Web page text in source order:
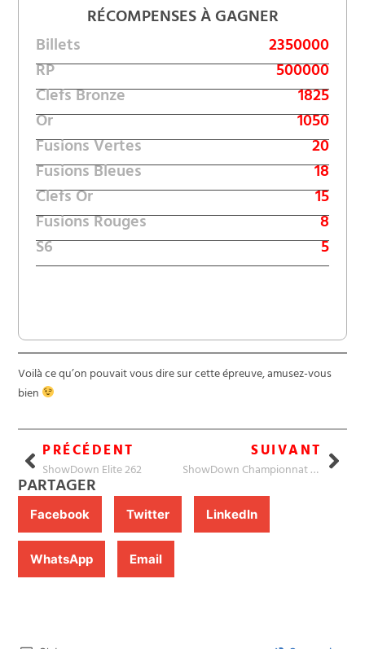
RÉCOMPENSES À GAGNER
Billets
2350000
RP
500000
Clefs Bronze
1825
Or
1050
Fusions Vertes
20
Fusions Bleues
18
Clefs Or
15
Fusions Rouges
8
S6
5
Voilà ce qu’on pouvait vous dire sur cette épreuve, amusez-vous
bien
PRÉCÉDENT
ShowDown Elite 262
SUIVANT
ShowDown Championnat 262
PARTAGER
Facebook Twitter LinkedIn
WhatsApp Email